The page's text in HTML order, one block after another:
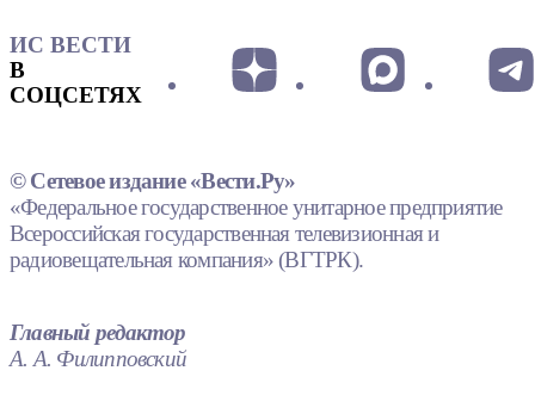
ИС ВЕСТИ
В
СОЦСЕТЯХ
© Сетевое издание «Вести.Ру»
«Федеральное государственное унитарное предприятие
Всероссийская государственная телевизионная и
радиовещательная компания» (ВГТРК).
Главный редактор
А. А. Филипповский